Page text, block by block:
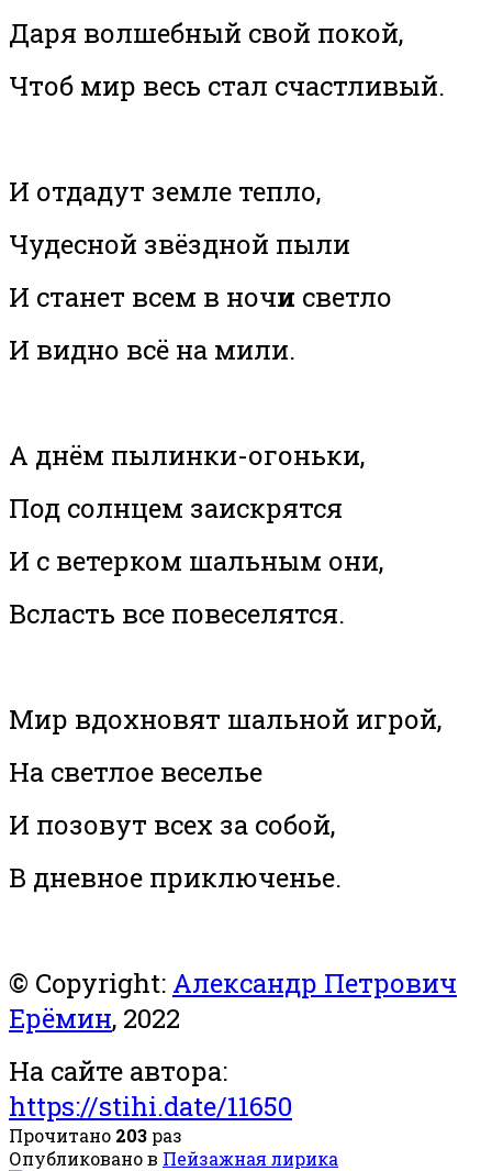
Даря волшебный свой покой,
Чтоб мир весь стал счастливый.
И отдадут земле тепло,
Чудесной звёздной пыли
И станет всем в ночи светло
И видно всё на мили.
А днём пылинки-огоньки,
Под солнцем заискрятся
И с ветерком шальным они,
Всласть все повеселятся.
Мир вдохновят шальной игрой,
На светлое веселье
И позовут всех за собой,
В дневное приключенье.
© Copyright: Александр Петрович
Ерёмин, 2022
На сайте автора:
https://stihi.date/11650
Прочитано 203 раз
Опубликовано в Пейзажная лирика